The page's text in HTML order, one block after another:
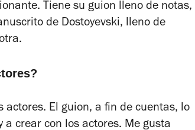
Tiene su guion lleno de notas,
de Dostoyevski, lleno de
El guion, a fin de cuentas, lo
a crear con los actores. Me gusta